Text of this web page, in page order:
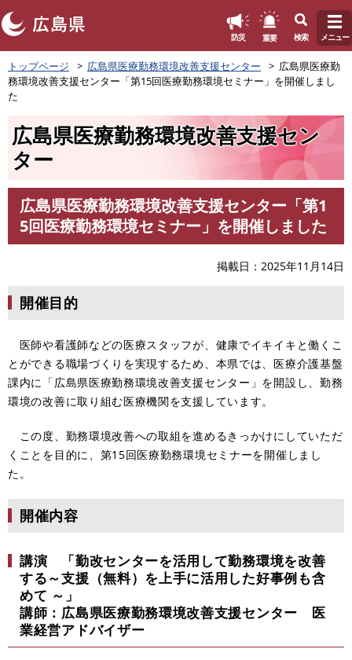
ペ
ー
ジ
の
。
防災 重要 検索 メニュー
トップページ 広島県医療勤務環境改善支援センター
広島県医療勤
務環境改善支援センター「第15回医療勤務環境セミナー」を開催しまし
た
広島県医療勤務環境改善支援セン
ター
広島県医療勤務環境改善支援センター「第1
5回医療勤務環境セミナー」を開催しました
掲載日 2025年11月14日
開催目的
医師や看護師などの医療スタッフが、健康でイキイキと働くこ
とができる職場づくりを実現するため、本県では、医療介護基盤
課内に「広島県医療勤務環境改善支援センター」を開設し、勤務
環境の改善に取り組む医療機関を支援しています。
この度、勤務環境改善への取組を進めるきっかけにしていただ
くことを目的に、第15回医療勤務環境セミナーを開催しまし
た。
開催内容
講演 「勤改センターを活用して勤務環境を改善
する～支援（無料）を上手に活用した好事例も含
めて ～」
講師：広島県医療勤務環境改善支援センター 医
業経営アドバイザー